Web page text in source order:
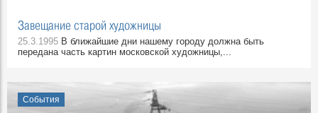
Завещание старой художницы
25.3.1995 В ближайшие дни нашему городу должна быть
передана часть картин московской художницы,...
События